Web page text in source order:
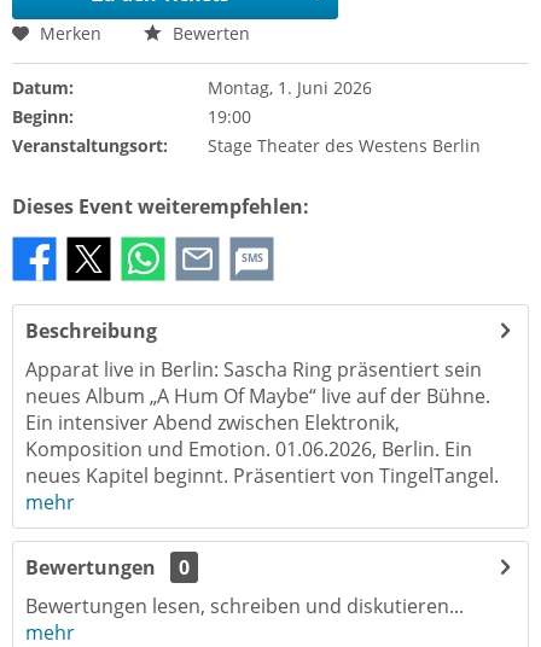
Merken Bewerten
Datum:
Montag, 1. Juni 2026
Beginn:
19:00
Veranstaltungsort:
Stage Theater des Westens Berlin
Dieses Event weiterempfehlen:
SMS
Beschreibung
Apparat live in Berlin: Sascha Ring präsentiert sein
neues Album „A Hum Of Maybe“ live auf der Bühne.
Ein intensiver Abend zwischen Elektronik,
Komposition und Emotion. 01.06.2026, Berlin. Ein
neues Kapitel beginnt. Präsentiert von TingelTangel.
mehr
Bewertungen
0
Bewertungen lesen, schreiben und diskutieren...
mehr